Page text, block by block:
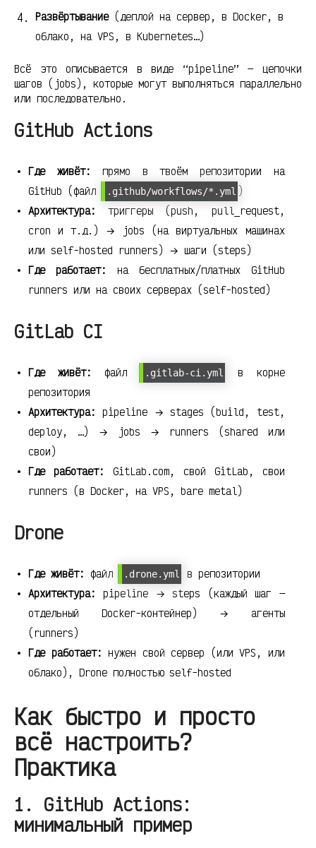
Развёртывание(деплой на сервер, в Docker, в
облако, на VPS, в Kubernetes…)
Всё это описывается в виде “pipeline” — цепочки
шагов (jobs), которые могут выполняться параллельно
или последовательно.
GitHub Actions
Где живёт: прямо в твоём репозитории на
GitHub (файл
.github/workflows/*.yml )
Архитектура:
триггеры (push, pull_request,
cron и т.д.) → jobs (на виртуальных машинах
или self-hosted runners) → шаги (steps)
Где работает: на бесплатных/платных GitHub
runners или на своих серверах (self-hosted)
GitLab CI
Где живёт: файл .gitlab-ci.yml
в корне
репозитория
Архитектура: pipeline → stages (build, test,
deploy, …) → jobs → runners (shared или
свои)
Где работает:
GitLab.com, свой GitLab, свои
runners (в Docker, на VPS, bare metal)
Drone
Где живёт: файл .drone.yml
в репозитории
Архитектура:
pipeline → steps (каждый шаг —
отдельный Docker-контейнер) → агенты
(runners)
Где работает: нужен свой сервер (или VPS, или
облако), Drone полностью self-hosted
Как быстро и просто
всё настроить?
Практика
1. GitHub Actions:
минимальный пример